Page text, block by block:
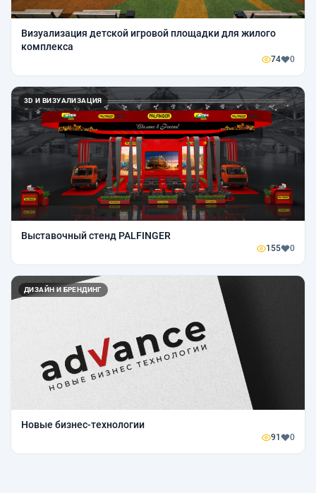
Визуализация детской игровой площадки для жилого
комплекса
74 0
3D И ВИЗУАЛИЗАЦИЯ
Выставочный стенд PALFINGER
155 0
ДИЗАЙН И БРЕНДИНГ
Новые бизнес-технологии
91 0